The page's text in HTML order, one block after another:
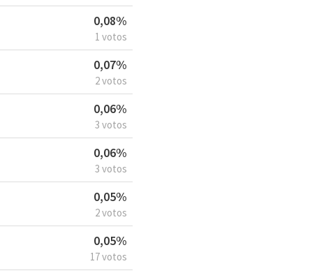
0,08%
1 votos
0,07%
2 votos
0,06%
3 votos
0,06%
3 votos
0,05%
2 votos
0,05%
17 votos